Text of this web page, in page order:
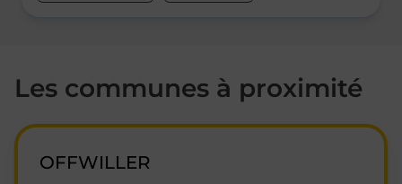
Les communes à proximité
OFFWILLER